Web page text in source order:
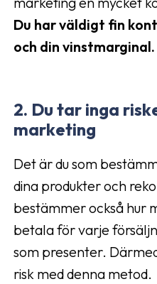
Du har väldigt fin
och din vinstmarginal.
2. Du tar inga
marketing
Det är du som
dina produkter och
bestämmer också hur
betala för varje
som presenter.
risk med denna metod.